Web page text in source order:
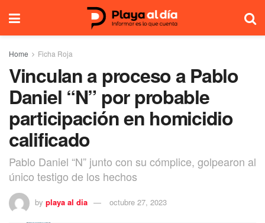
Home Ficha Roja
Vinculan a proceso a Pablo
Daniel “N” por probable
participación en homicidio
calificado
Pablo Daniel “N” junto con su cómplice, golpearon al
único testigo de los hechos
by playa al dia octubre 27, 2023